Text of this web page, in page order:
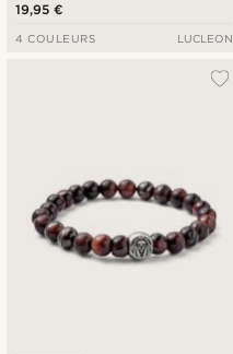
19,95 €
4 COULEURS LUCLEON